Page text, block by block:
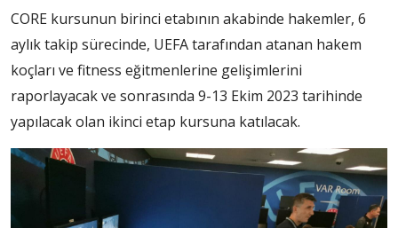
CORE kursunun birinci etabının akabinde hakemler, 6
aylık takip sürecinde, UEFA tarafından atanan hakem
koçları ve fitness eğitmenlerine gelişimlerini
raporlayacak ve sonrasında 9-13 Ekim 2023 tarihinde
yapılacak olan ikinci etap kursuna katılacak.